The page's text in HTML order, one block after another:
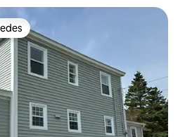
preferido